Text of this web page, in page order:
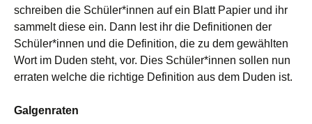
schreiben die Schüler*innen auf ein Blatt Papier und ihr
sammelt diese ein. Dann lest ihr die Definitionen der
Schüler*innen und die Definition, die zu dem gewählten
Wort im Duden steht, vor. Dies Schüler*innen sollen nun
erraten welche die richtige Definition aus dem Duden ist.
Galgenraten